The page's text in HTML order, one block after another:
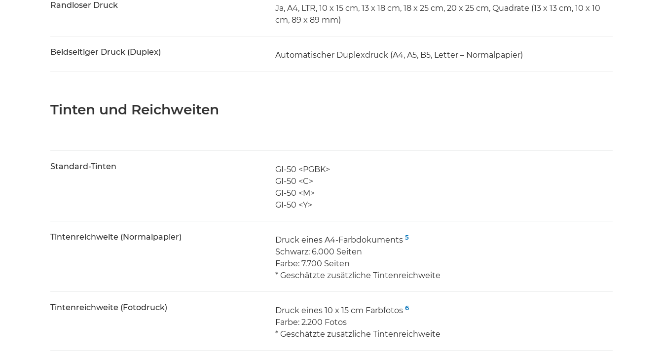
Randloser Druck
Ja, A4, LTR, 10 x 15 cm, 13 x 18 cm, 18 x 25 cm, 20 x 25 cm, Quadrate (13 x 13 cm, 10 x 10
cm, 89 x 89 mm)
Beidseitiger Druck (Duplex) Automatischer Duplexdruck (A4, A5, B5, Letter – Normalpapier)
Tinten und Reichweiten
Standard-Tinten
GI-50 <PGBK>
GI-50 <C>
GI-50 <M>
GI-50 <Y>
Tintenreichweite (Normalpapier) Druck eines A4-Farbdokuments 5
Schwarz: 6.000 Seiten
Farbe: 7.700 Seiten
* Geschätzte zusätzliche Tintenreichweite
Tintenreichweite (Fotodruck) Druck eines 10 x 15 cm Farbfotos 6
Farbe: 2.200 Fotos
* Geschätzte zusätzliche Tintenreichweite